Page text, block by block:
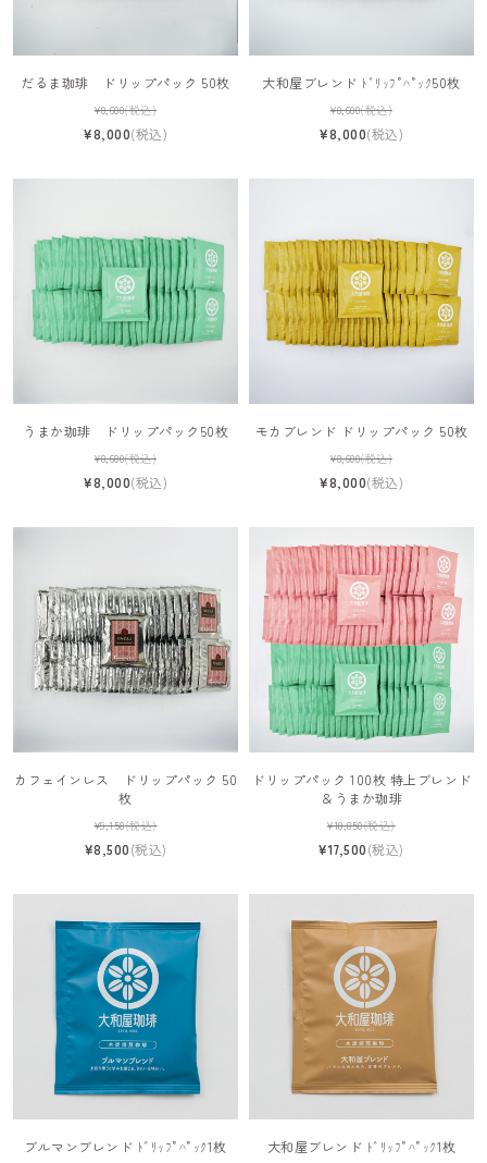
だるま珈琲 ドリップパック 50枚
¥8,600(税込)
¥8,000(税込)
大和屋ブレンド ﾄﾞﾘｯﾌﾟﾊﾟｯｸ50枚
¥8,600(税込)
¥8,000(税込)
うまか珈琲 ドリップパック50枚
¥8,600(税込)
¥8,000(税込)
モカブレンド ドリップパック 50枚
¥8,600(税込)
¥8,000(税込)
カフェインレス ドリップパック 50
枚
¥9,150(税込)
¥8,500(税込)
ドリップパック 100枚 特上ブレンド
＆うまか珈琲
¥18,850(税込)
¥17,500(税込)
ブルマンブレンド ﾄﾞﾘｯﾌﾟﾊﾟｯｸ1枚
大和屋ブレンド ﾄﾞﾘｯﾌﾟﾊﾟｯｸ1枚